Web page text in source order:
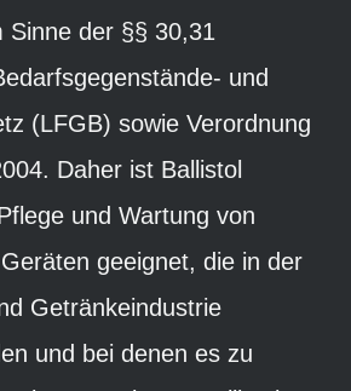
Sinne der §§ 30,31
und
(LFGB) sowie Verordnung
Daher ist Ballistol
und Wartung von
geeignet, die in der
Getränkeindustrie
und bei denen es zu